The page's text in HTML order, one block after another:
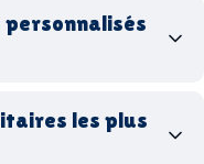
les plus